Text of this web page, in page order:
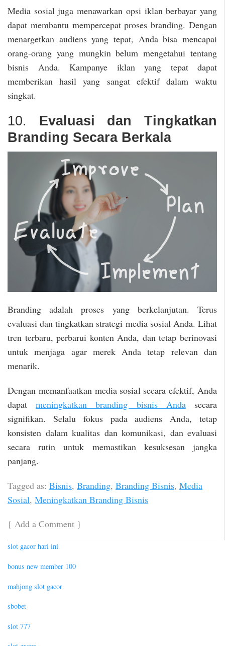
Media sosial juga menawarkan opsi iklan berbayar yang
dapat membantu mempercepat proses branding. Dengan
menargetkan audiens yang tepat, Anda bisa mencapai
orang-orang yang mungkin belum mengetahui tentang
bisnis Anda. Kampanye iklan yang tepat dapat
memberikan hasil yang sangat efektif dalam waktu
singkat.
10. Evaluasi dan Tingkatkan
Branding Secara Berkala
Branding adalah proses yang berkelanjutan. Terus
evaluasi dan tingkatkan strategi media sosial Anda. Lihat
tren terbaru, perbarui konten Anda, dan tetap berinovasi
untuk menjaga agar merek Anda tetap relevan dan
menarik.
Dengan memanfaatkan media sosial secara efektif, Anda
dapatmeningkatkan branding bisnis Andasecara
signifikan. Selalu fokus pada audiens Anda, tetap
konsisten dalam kualitas dan komunikasi, dan evaluasi
secara rutin untuk memastikan kesuksesan jangka
panjang.
Tagged as: Bisnis, Branding, Branding Bisnis, Media
Sosial, Meningkatkan Branding Bisnis
{ Add a Comment }
slot gacor hari ini
bonus new member 100
mahjong slot gacor
sbobet
slot 777